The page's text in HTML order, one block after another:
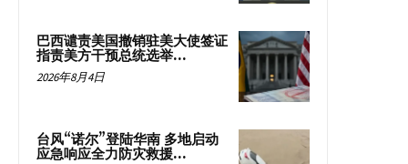
巴西谴责美国撤销驻美大使签证
指责美方干预总统选举...
2026年8月4日
台风“诺尔”登陆华南 多地启动
应急响应全力防灾救援...